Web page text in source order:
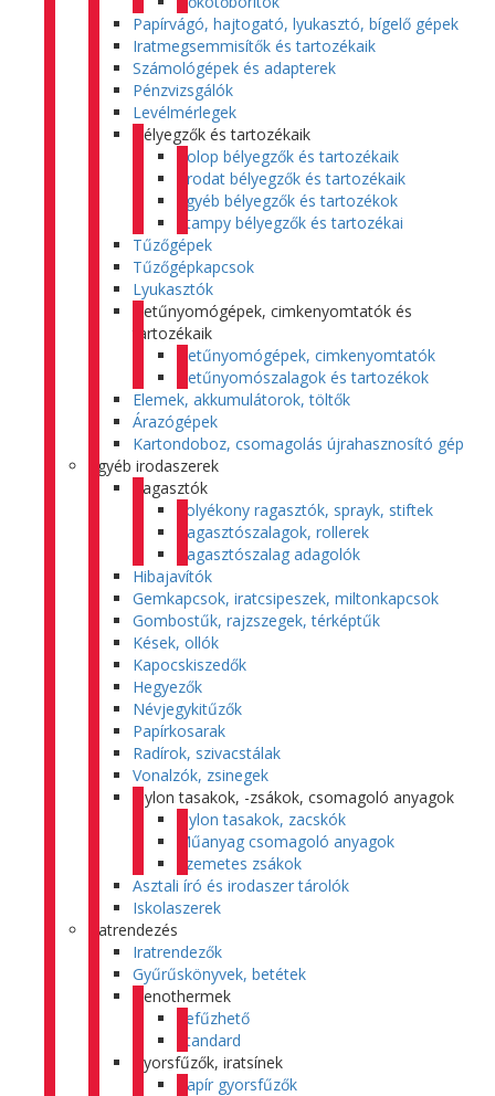
Papírvágó, hajtogató, lyukasztó, bígelő gépek
Iratmegsemmisítők és tartozékaik
Számológépek és adapterek
Pénzvizsgálók
Levélmérlegek
Bélyegzők és tartozékaik
Colop bélyegzők és tartozékaik
Trodat bélyegzők és tartozékaik
Egyéb bélyegzők és tartozékok
Stampy bélyegzők és tartozékai
Tűzőgépek
Tűzőgépkapcsok
Lyukasztók
Betűnyomógépek, cimkenyomtatók és
tartozékaik
Betűnyomógépek, cimkenyomtatók
Betűnyomószalagok és tartozékok
Elemek, akkumulátorok, töltők
Árazógépek
Kartondoboz, csomagolás újrahasznosító gép
Egyéb irodaszerek
Ragasztók
Folyékony ragasztók, sprayk, stiftek
Ragasztószalagok, rollerek
Ragasztószalag adagolók
Hibajavítók
Gemkapcsok, iratcsipeszek, miltonkapcsok
Gombostűk, rajzszegek, térképtűk
Kések, ollók
Kapocskiszedők
Hegyezők
Névjegykitűzők
Papírkosarak
Radírok, szivacstálak
Vonalzók, zsinegek
Nylon tasakok, -zsákok, csomagoló anyagok
Nylon tasakok, zacskók
Műanyag csomagoló anyagok
Szemetes zsákok
Asztali író és irodaszer tárolók
Iskolaszerek
Iratrendezés
Iratrendezők
Gyűrűskönyvek, betétek
Genothermek
Lefűzhető
Standard
Gyorsfűzők, iratsínek
Papír gyorsfűzők